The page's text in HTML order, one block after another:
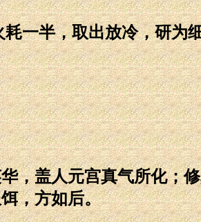
半，取出放冷，研为
盖人元宫真气所化；修
，方如后。